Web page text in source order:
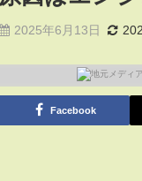
2025年6月13日
Facebook